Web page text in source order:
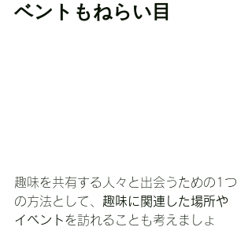
ベントもねらい目
趣味を共有する人々と出会うための1つ
の方法として、 趣味に関連した場所や
イベントを訪れることも考えましょ